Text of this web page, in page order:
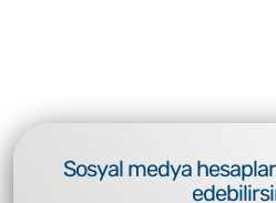
Sosyal medya